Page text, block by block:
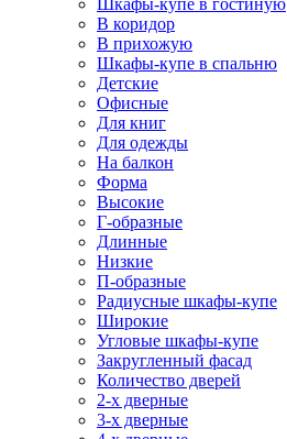
Шкафы-купе в гостиную
В коридор
В прихожую
Шкафы-купе в спальню
Детские
Офисные
Для книг
Для одежды
На балкон
Форма
Высокие
Г-образные
Длинные
Низкие
П-образные
Радиусные шкафы-купе
Широкие
Угловые шкафы-купе
Закругленный фасад
Количество дверей
2-х дверные
3-х дверные